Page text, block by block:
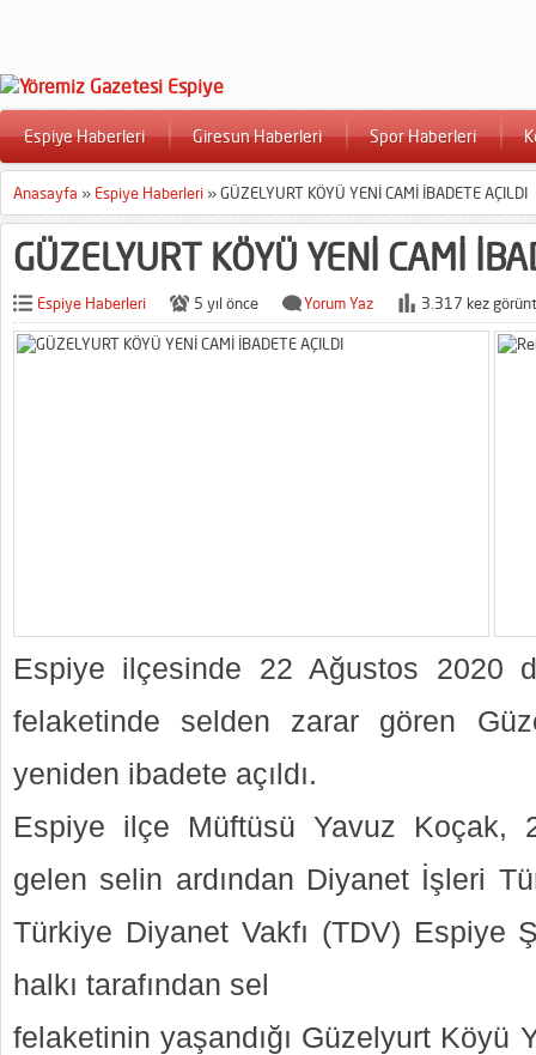
Espiye Haberleri Giresun Haberleri Spor Haberleri
Anasayfa » Espiye Haberleri »GÜZELYURT KÖYÜ YENİ CAMİ İBADETE AÇILDI
GÜZELYURT KÖYÜ YENİ CAMİ
Espiye Haberleri 5 yıl önce Yorum Yaz 3.317 kez
Espiye ilçesinde 22 Ağustos 2020
felaketinde selden zarar gören
yeniden ibadete açıldı.
Espiye ilçe Müftüsü Yavuz Koçak,
gelen selin ardından Diyanet İşleri
Türkiye Diyanet Vakfı (TDV) Espiye
halkı tarafından sel
felaketinin yaşandığı Güzelyurt Köyü